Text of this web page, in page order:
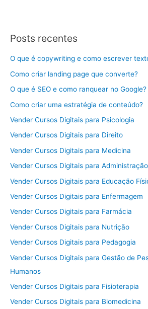
Posts recentes
O que é copywriting e como escrever
Como criar landing page que converte?
O que é SEO e como ranquear no Google?
Como criar uma estratégia de conteúdo?
Vender Cursos Digitais para Psicologia
Vender Cursos Digitais para Direito
Vender Cursos Digitais para Medicina
Vender Cursos Digitais para Administração
Vender Cursos Digitais para Educação
Vender Cursos Digitais para Enfermagem
Vender Cursos Digitais para Farmácia
Vender Cursos Digitais para Nutrição
Vender Cursos Digitais para Pedagogia
Vender Cursos Digitais para Gestão de
Humanos
Vender Cursos Digitais para Fisioterapia
Vender Cursos Digitais para Biomedicina